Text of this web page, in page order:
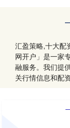
汇盈策略,十大配
网开户」是一家
融服务。我们提
关行情信息和配